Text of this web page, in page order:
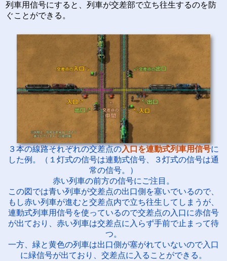
列車用信号にすると、列車が交差部で立ち往生するのを防
ぐことができる。
３本の線路それぞれの交差点の入口を連動式列車用信号に
した例。（１灯式の信号は連動式信号、３灯式の信号は通
常の信号。）
赤い列車の前方の信号にご注目。
この図では青い列車が交差点の出口側を塞いでいるので、
もし赤い列車が進むと交差点内で立ち往生してしまうが、
連動式列車用信号を使っているので交差点の入口に赤信号
が出ており、赤い列車は交差点に入らず手前で止まって待
つ。
一方、緑と黄色の列車は出口側が塞がれていないので入口
に緑信号が出ており、交差点に入ることができる。